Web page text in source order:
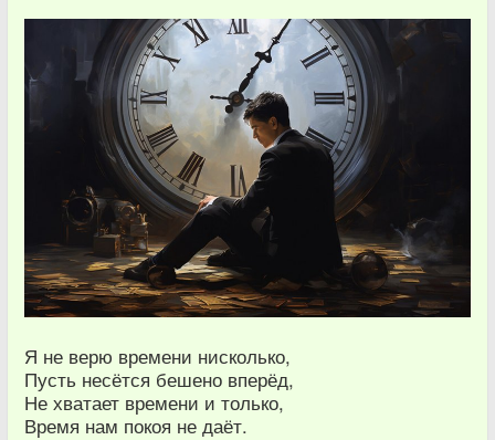
Я не верю времени нисколько,
Пусть несётся бешено вперёд,
Не хватает времени и только,
Время нам покоя не даёт.